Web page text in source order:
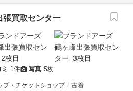
張買取センター
1件 写真 5枚
プ・チケットショップ 古着